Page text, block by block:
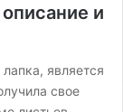
и
является
свое